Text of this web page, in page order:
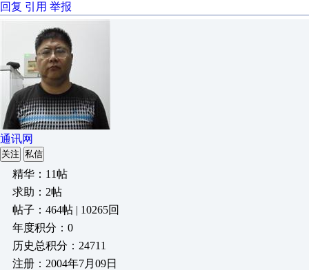
回复 引用 举报
通讯网
关注 私信
精华：11帖
求助：2帖
帖子：464帖 | 10265回
年度积分：0
历史总积分：24711
注册：2004年7月09日